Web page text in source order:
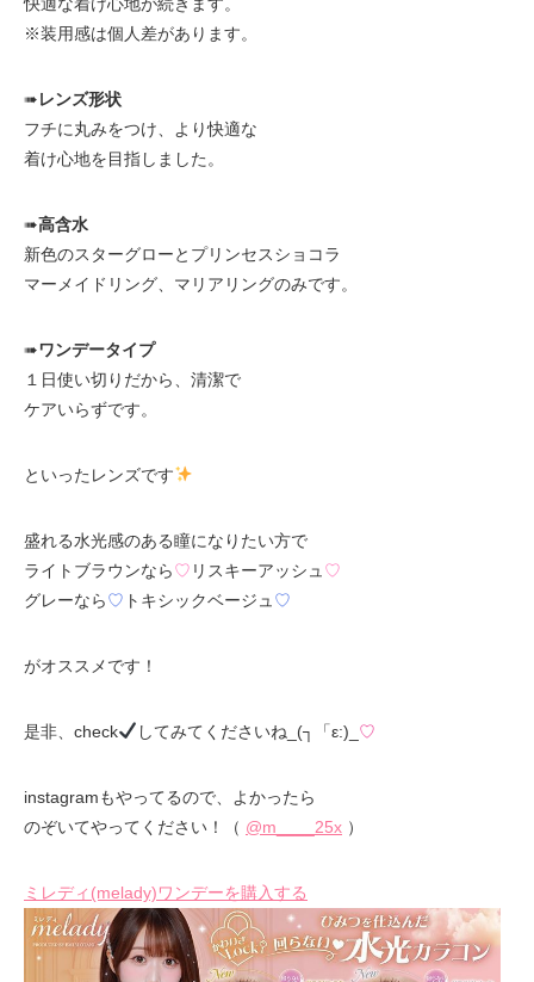
※装用感は個人差があります。
➠レンズ形状
フチに丸みをつけ、より快適な
着け心地を目指しました。
➠高含水
新色のスターグローとプリンセスショコラ
マーメイドリング、マリアリングのみです。
➠ワンデータイプ
１日使い切りだから、清潔で
ケアいらずです。
といったレンズです
盛れる水光感のある瞳になりたい方で
ライトブラウンなら♡ リスキーアッシュ ♡
グレーなら♡ トキシックベージュ ♡
がオススメです！
是非、check してみてくださいね_(┐「ε:)_ ♡
instagramもやってるので、よかったら
のぞいてやってください！（ @m____25x ）
ミレディ(melady)ワンデーを購入する